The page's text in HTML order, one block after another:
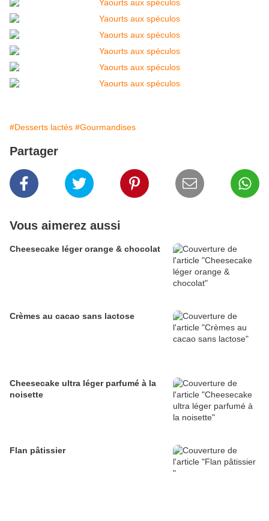
#Desserts lactés #Gourmandises
Partager
Vous aimerez aussi
Cheesecake léger orange & chocolat
Crèmes au cacao sans lactose
Cheesecake ultra léger parfumé à la
noisette
Flan pâtissier